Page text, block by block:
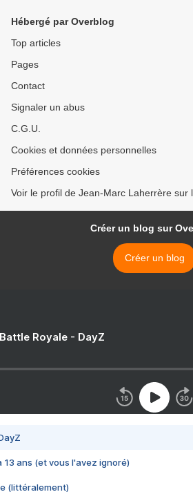
Hébergé par Overblog
Top articles
Pages
Contact
Signaler un abus
C.G.U.
Cookies et données personnelles
Préférences cookies
Voir le profil de Jean-Marc Laherrère sur
Créer un blog sur
Créer un blog
Royale - DayZ
13 ans (et vous l'avez ignoré)
(littéralement)